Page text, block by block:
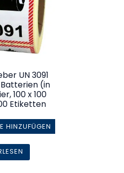
UN 3091
(in
100 x 100
Etiketten
HINZUFÜGEN